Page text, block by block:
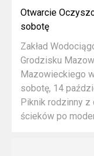
Otwarcie
sobotę
Zakład
Grodzisku
Mazowieckiego
sobotę, 14
Piknik rodzinny
ścieków po